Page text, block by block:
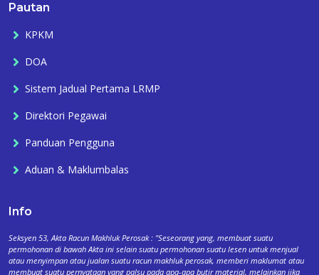
Pautan
KPKM
DOA
Sistem Jadual Pertama LRMP
Direktori Pegawai
Panduan Pengguna
Aduan & Maklumbalas
Info
Seksyen 53, Akta Racun Makhluk Perosak : "Seseorang yang, membuat suatu
permohonan di bawah Akta ini selain suatu permohonan suatu lesen untuk menjual
atau menyimpan atau jualan suatu racun makhluk perosak, memberi maklumat atau
membuat suatu pernyataan yang palsu pada apa-apa butir material, melainkan jika